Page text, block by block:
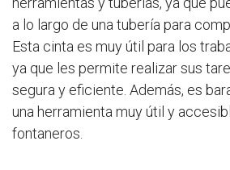
a lo largo de una tubería para
Esta cinta es muy útil para los
ya que les permite realizar sus
segura y eficiente. Además, es
una herramienta muy útil y
fontaneros.